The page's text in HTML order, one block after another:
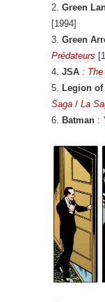
2. Green
[1994]
3. Green
Prédateurs
4. JSA :
5. Legion of
Saga / La
6. Batman :